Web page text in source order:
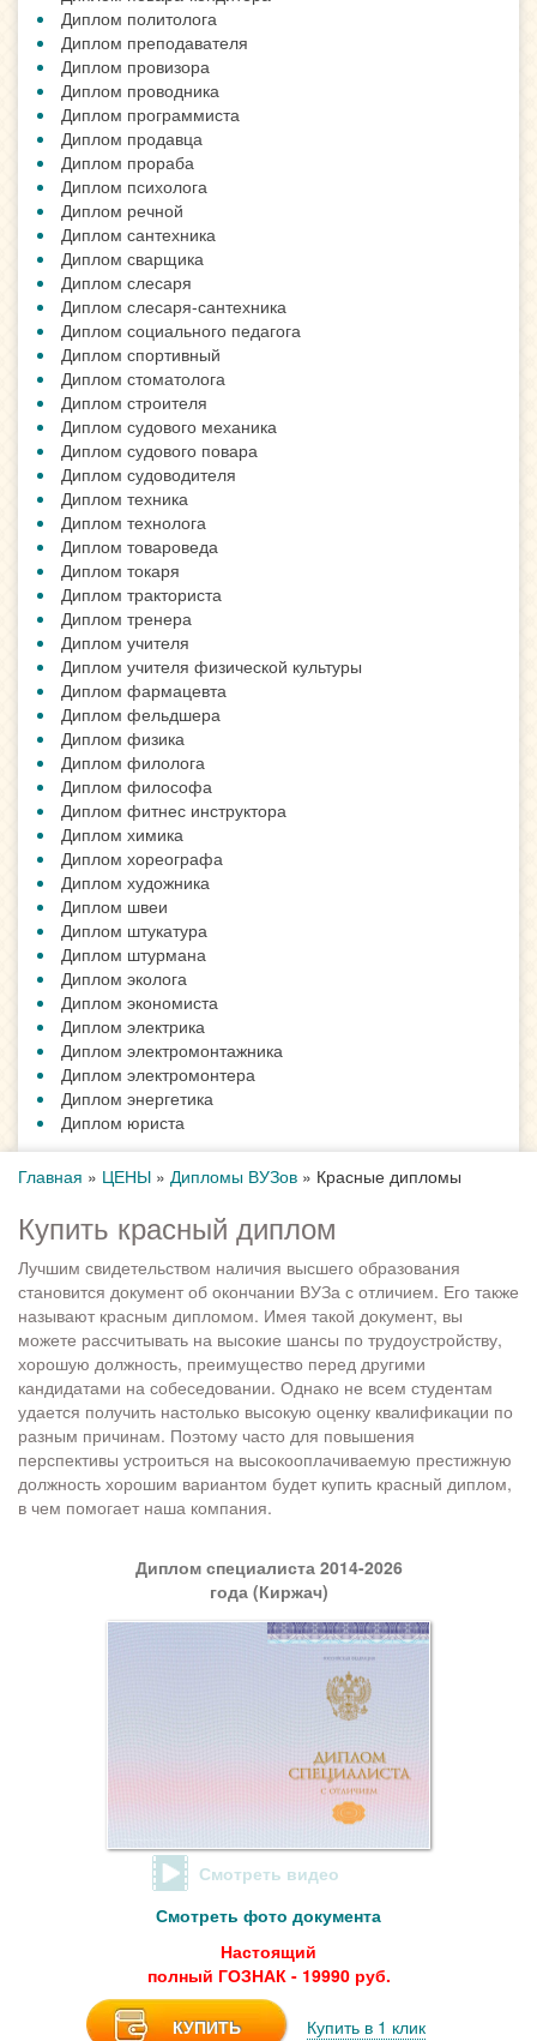
Диплом политолога
Диплом преподавателя
Диплом провизора
Диплом проводника
Диплом программиста
Диплом продавца
Диплом прораба
Диплом психолога
Диплом речной
Диплом сантехника
Диплом сварщика
Диплом слесаря
Диплом слесаря-сантехника
Диплом социального педагога
Диплом спортивный
Диплом стоматолога
Диплом строителя
Диплом судового механика
Диплом судового повара
Диплом судоводителя
Диплом техника
Диплом технолога
Диплом товароведа
Диплом токаря
Диплом тракториста
Диплом тренера
Диплом учителя
Диплом учителя физической культуры
Диплом фармацевта
Диплом фельдшера
Диплом физика
Диплом филолога
Диплом философа
Диплом фитнес инструктора
Диплом химика
Диплом хореографа
Диплом художника
Диплом швеи
Диплом штукатура
Диплом штурмана
Диплом эколога
Диплом экономиста
Диплом электрика
Диплом электромонтажника
Диплом электромонтера
Диплом энергетика
Диплом юриста
Главная » ЦЕНЫ » Дипломы ВУЗов » Красные дипломы
Купить красный диплом
Лучшим свидетельством наличия высшего образования
становится документ об окончании ВУЗа с отличием. Его также
называют красным дипломом. Имея такой документ, вы
можете рассчитывать на высокие шансы по трудоустройству,
хорошую должность, преимущество перед другими
кандидатами на собеседовании. Однако не всем студентам
удается получить настолько высокую оценку квалификации по
разным причинам. Поэтому часто для повышения
перспективы устроиться на высокооплачиваемую престижную
должность хорошим вариантом будет купить красный диплом,
в чем помогает наша компания.
Диплом специалиста 2014-2026
года (Киржач)
Смотреть видео
Смотреть фото документа
Настоящий
полный ГОЗНАК - 19990 руб.
КУПИТЬ Купить в 1 клик